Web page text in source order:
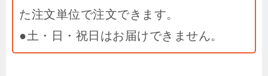
た注文単位で注文できます。
●土・日・祝日はお届けできません。